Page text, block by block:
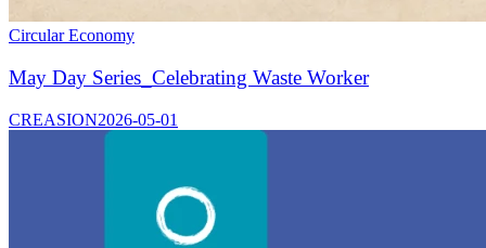
Circular Economy
May Day Series_Celebrating Waste Worker
CREASION2026-05-01